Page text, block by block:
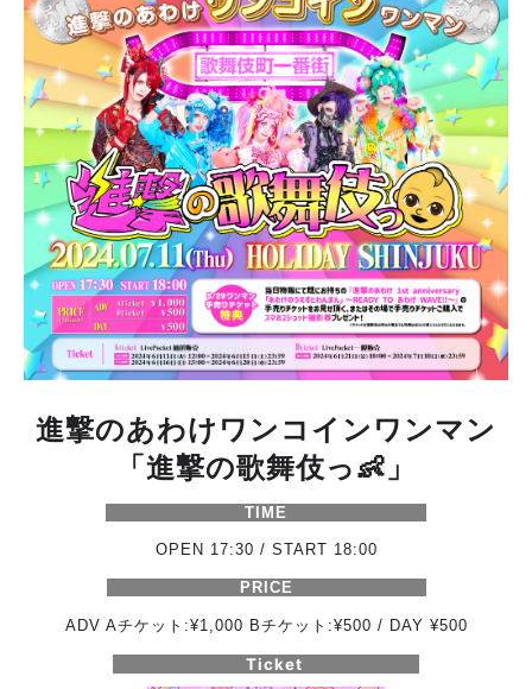
進撃のあわけワンコインワンマン
「進撃の歌舞伎っ👶」
TIME
OPEN 17:30 / START 18:00
PRICE
ADV Aチケット:¥1,000 Bチケット:¥500 / DAY ¥500
Ticket